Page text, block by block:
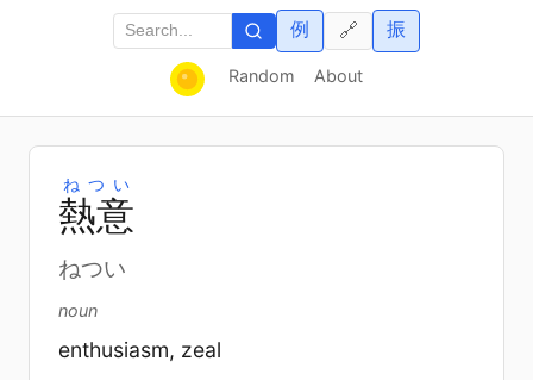
Random About
例 振
🔗
熱意
ねつい
ねつい
noun
enthusiasm, zeal